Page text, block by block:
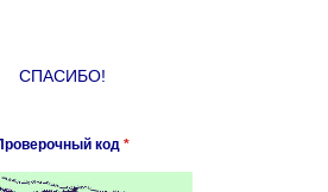
СПАСИБО!
код *